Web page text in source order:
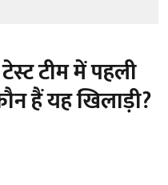
टीम में पहली
हैं यह खिलाड़ी?